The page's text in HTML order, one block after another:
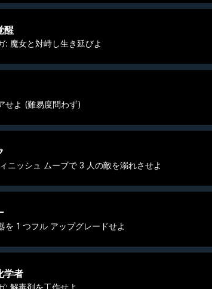
醒
: 魔女と対峙し生き延びよ
せよ (難易度問わず)
ニッシュ ムーブで 3 人の敵を溺れさせよ
を 1 つフル アップグレードせよ
学者
: 解毒剤を工作せよ